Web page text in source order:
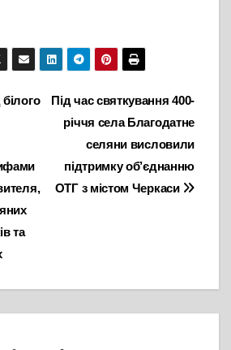
Під час святкування 400-
річчя села Благодатне
селяни висловили
підтримку об’єднанню
ОТГ з містом Черкаси
та